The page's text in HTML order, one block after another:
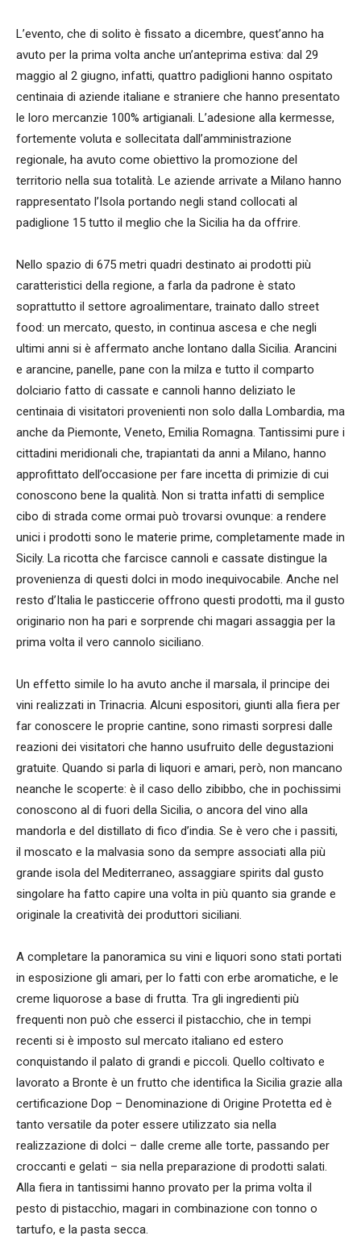
L’evento, che di solito è fissato a dicembre, quest’anno ha
avuto per la prima volta anche un’anteprima estiva: dal 29
maggio al 2 giugno, infatti, quattro padiglioni hanno ospitato
centinaia di aziende italiane e straniere che hanno presentato
le loro mercanzie 100% artigianali. L’adesione alla kermesse,
fortemente voluta e sollecitata dall’amministrazione
regionale, ha avuto come obiettivo la promozione del
territorio nella sua totalità. Le aziende arrivate a Milano hanno
rappresentato l’Isola portando negli stand collocati al
padiglione 15 tutto il meglio che la Sicilia ha da offrire.
Nello spazio di 675 metri quadri destinato ai prodotti più
caratteristici della regione, a farla da padrone è stato
soprattutto il settore agroalimentare, trainato dallo street
food: un mercato, questo, in continua ascesa e che negli
ultimi anni si è affermato anche lontano dalla Sicilia. Arancini
e arancine, panelle, pane con la milza e tutto il comparto
dolciario fatto di cassate e cannoli hanno deliziato le
centinaia di visitatori provenienti non solo dalla Lombardia, ma
anche da Piemonte, Veneto, Emilia Romagna. Tantissimi pure i
cittadini meridionali che, trapiantati da anni a Milano, hanno
approfittato dell’occasione per fare incetta di primizie di cui
conoscono bene la qualità. Non si tratta infatti di semplice
cibo di strada come ormai può trovarsi ovunque: a rendere
unici i prodotti sono le materie prime, completamente made in
Sicily. La ricotta che farcisce cannoli e cassate distingue la
provenienza di questi dolci in modo inequivocabile. Anche nel
resto d’Italia le pasticcerie offrono questi prodotti, ma il gusto
originario non ha pari e sorprende chi magari assaggia per la
prima volta il vero cannolo siciliano.
Un effetto simile lo ha avuto anche il marsala, il principe dei
vini realizzati in Trinacria. Alcuni espositori, giunti alla fiera per
far conoscere le proprie cantine, sono rimasti sorpresi dalle
reazioni dei visitatori che hanno usufruito delle degustazioni
gratuite. Quando si parla di liquori e amari, però, non mancano
neanche le scoperte: è il caso dello zibibbo, che in pochissimi
conoscono al di fuori della Sicilia, o ancora del vino alla
mandorla e del distillato di fico d’india. Se è vero che i passiti,
il moscato e la malvasia sono da sempre associati alla più
grande isola del Mediterraneo, assaggiare spirits dal gusto
singolare ha fatto capire una volta in più quanto sia grande e
originale la creatività dei produttori siciliani.
A completare la panoramica su vini e liquori sono stati portati
in esposizione gli amari, per lo fatti con erbe aromatiche, e le
creme liquorose a base di frutta. Tra gli ingredienti più
frequenti non può che esserci il pistacchio, che in tempi
recenti si è imposto sul mercato italiano ed estero
conquistando il palato di grandi e piccoli. Quello coltivato e
lavorato a Bronte è un frutto che identifica la Sicilia grazie alla
certificazione Dop – Denominazione di Origine Protetta ed è
tanto versatile da poter essere utilizzato sia nella
realizzazione di dolci – dalle creme alle torte, passando per
croccanti e gelati – sia nella preparazione di prodotti salati.
Alla fiera in tantissimi hanno provato per la prima volta il
pesto di pistacchio, magari in combinazione con tonno o
tartufo, e la pasta secca.